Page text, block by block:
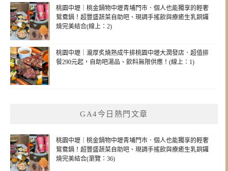
桃園中壢｜桃金鍋物中壢青埔門市．個人也能獨享的輕奢
鴛鴦鍋！超豐盛蔬菜自助吧、現調手搖飲與療癒生乳銅鑼
燒完美結合(線上：2)
桃園中壢｜瀧厚炙燒熟成牛排桃園中壢大潤發店．超值排
餐290元起，自助吧湯品、飲料無限供應！(線上：1)
GA4今日熱門文章
桃園中壢｜桃金鍋物中壢青埔門市．個人也能獨享的輕奢
鴛鴦鍋！超豐盛蔬菜自助吧、現調手搖飲與療癒生乳銅鑼
燒完美結合(瀏覽：36)